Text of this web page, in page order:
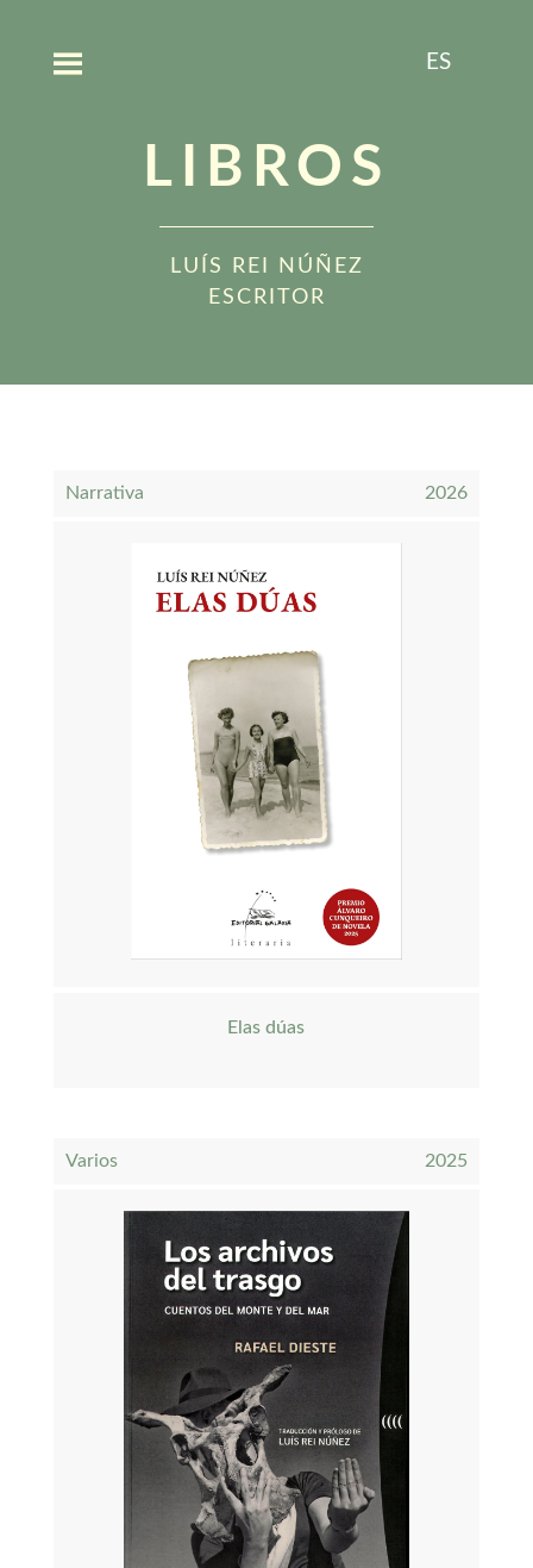
LIBROS
LUÍS REI NÚÑEZ
ESCRITOR
Narrativa 2026
Elas dúas
Varios 2025
ES